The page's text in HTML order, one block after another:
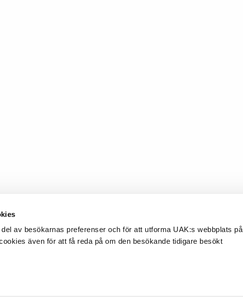
av besökarnas preferenser och för att utforma UAK:s webbplats på
även för att få reda på om den besökande tidigare besökt